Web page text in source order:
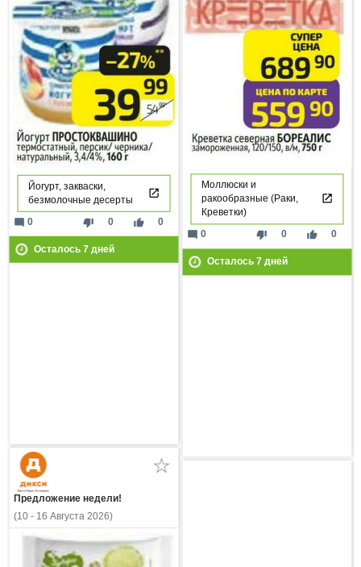
Йогурт, закваски,
безмолочные десерты
thumb_down 0 thumb_up 0
mode_comment 0
Осталось 7дней
Моллюски и
ракообразные (Раки,
Креветки)
thumb_down 0 thumb_up 0
mode_comment 0
Осталось 7дней
Предложение недели!
(10 - 16 Августа 2026)